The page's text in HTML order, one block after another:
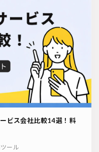
ビス会社比較14選！料
ール